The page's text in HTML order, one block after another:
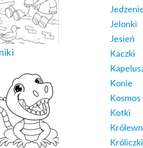
Jelonki
Jesień
Kaczki
Konie
Kosmos
Kotki
Króliczki